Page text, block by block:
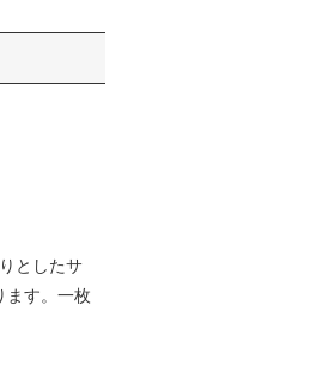
としたサ
ます。一枚